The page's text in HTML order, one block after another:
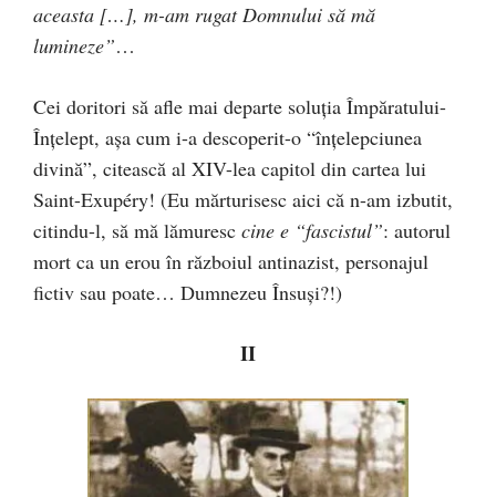
aceasta […], m-am rugat Domnului să mă
lumineze”…
Cei doritori să afle mai departe soluţia Împăratului-
Înţelept, aşa cum i-a descoperit-o “înţelepciunea
divină”, citească al XIV-lea capitol din cartea lui
Saint-Exupéry! (Eu mărturisesc aici că n-am izbutit,
citindu-l, să mă lămuresc cine e “fascistul”: autorul
mort ca un erou în războiul antinazist, personajul
fictiv sau poate… Dumnezeu Însuşi?!)
II